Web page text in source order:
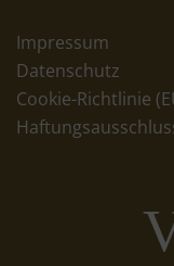
Impressum
Datenschutz
Cookie-Richtlinie